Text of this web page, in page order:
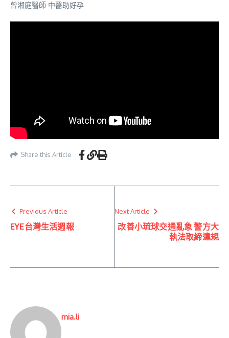
曾湘庭醫師 中醫助好孕
Share this Article
Previous Article
EYE台灣生活週報
Next Article
改善小琉球交通亂象 警方大
執法取締違規
mia.li